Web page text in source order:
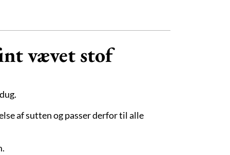
vævet stof
af sutten og passer derfor til alle